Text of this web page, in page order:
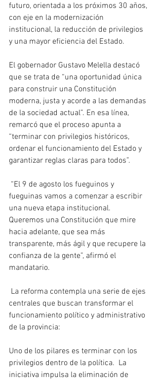
futuro, orientada a los próximos 30 años,
con eje en la modernización
institucional, la reducción de privilegios
y una mayor eficiencia del Estado.
El gobernador Gustavo Melella destacó
que se trata de “una oportunidad única
para construir una Constitución
moderna, justa y acorde a las demandas
de la sociedad actual”. En esa línea,
remarcó que el proceso apunta a
“terminar con privilegios históricos,
ordenar el funcionamiento del Estado y
garantizar reglas claras para todos”.
“El 9 de agosto los fueguinos y
fueguinas vamos a comenzar a escribir
una nueva etapa institucional.
Queremos una Constitución que mire
hacia adelante, que sea más
transparente, más ágil y que recupere la
confianza de la gente”, afirmó el
mandatario.
La reforma contempla una serie de ejes
centrales que buscan transformar el
funcionamiento político y administrativo
de la provincia:
Uno de los pilares es terminar con los
privilegios dentro de la política.  La
iniciativa impulsa la eliminación de